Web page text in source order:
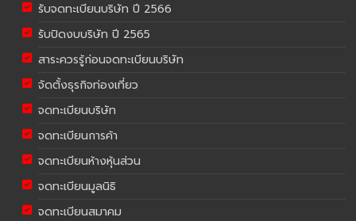
รับจดทะเบียนบริษัท ปี 2566
รับปิดงบบริษัท ปี 2565
สาระควรรู้ก่อนจดทะเบียนบริษัท
จัดตั้งธุรกิจท่องเที่ยว
จดทะเบียนบริษัท
จดทะเบียนการค้า
จดทะเบียนห้างหุ้นส่วน
จดทะเบียนมูลนิธิ
จดทะเบียนสมาคม